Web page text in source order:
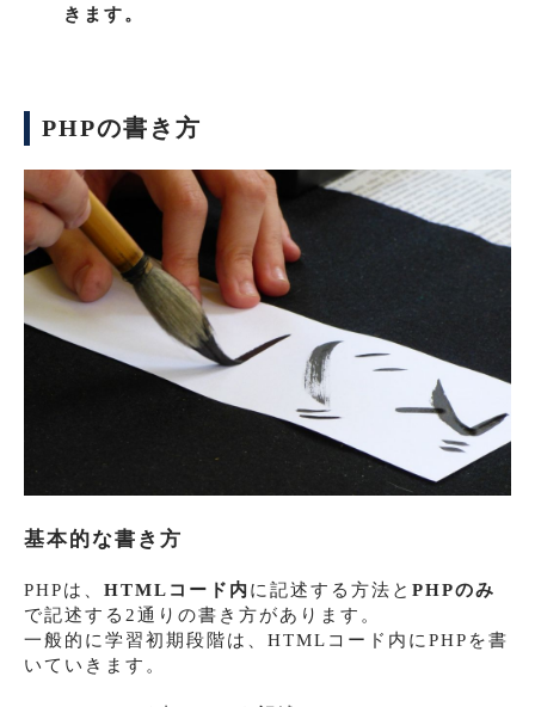
きます。
PHPの書き方
基本的な書き方
PHPは、 HTMLコード内に記述する方法と PHPのみ
で記述する2通りの書き方があります。
一般的に学習初期段階は、HTMLコード内にPHPを書
いていきます。